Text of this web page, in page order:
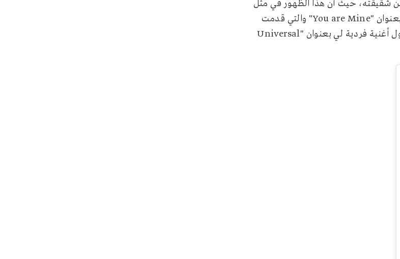
شقيقته، حيث أن هذا الظهور في مثل
تلك الأحداث ليس الأول، بل تشارك سلمان خان مع أيان من قبل في أغنية بعنوان "You are Mine" والتي قدمت
كأغنية راب، وقد ظهر أيان في فيديو ترويجا للأغنية، وعلق عليه فكتب: "أول أغنية فردية لي بعنوان "Universal